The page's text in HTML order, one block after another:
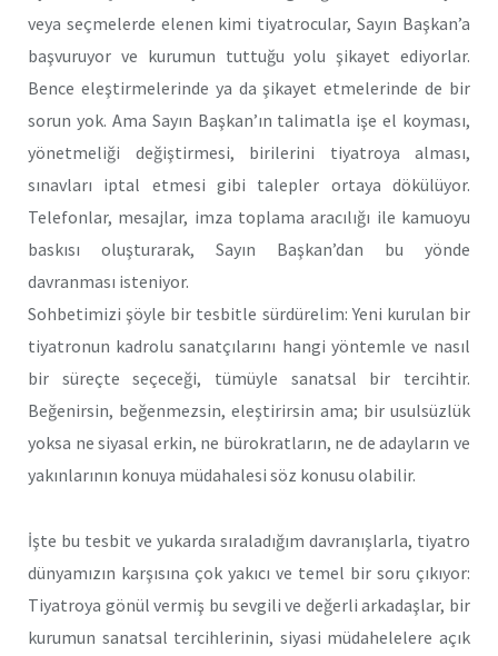
veya seçmelerde elenen kimi tiyatrocular, Sayın Başkan’a
başvuruyor ve kurumun tuttuğu yolu şikayet ediyorlar.
Bence eleştirmelerinde ya da şikayet etmelerinde de bir
sorun yok. Ama Sayın Başkan’ın talimatla işe el koyması,
yönetmeliği değiştirmesi, birilerini tiyatroya alması,
sınavları iptal etmesi gibi talepler ortaya dökülüyor.
Telefonlar, mesajlar, imza toplama aracılığı ile kamuoyu
baskısı oluşturarak, Sayın Başkan’dan bu yönde
davranması isteniyor.
Sohbetimizi şöyle bir tesbitle sürdürelim: Yeni kurulan bir
tiyatronun kadrolu sanatçılarını hangi yöntemle ve nasıl
bir süreçte seçeceği, tümüyle sanatsal bir tercihtir.
Beğenirsin, beğenmezsin, eleştirirsin ama; bir usulsüzlük
yoksa ne siyasal erkin, ne bürokratların, ne de adayların ve
yakınlarının konuya müdahalesi söz konusu olabilir.
İşte bu tesbit ve yukarda sıraladığım davranışlarla, tiyatro
dünyamızın karşısına çok yakıcı ve temel bir soru çıkıyor:
Tiyatroya gönül vermiş bu sevgili ve değerli arkadaşlar, bir
kurumun sanatsal tercihlerinin, siyasi müdahelelere açık